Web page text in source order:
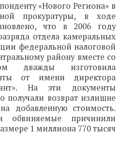
«Нового Региона» в
прокуратуры, в ходе
что в 2006 году
отдела камеральных
федеральной налоговой
району вместе со
дважды изготовила
от имени директора
На эти документы
получали возврат излишне
добавленную стоимость.
обвиняемые причинили
1 миллиона 770 тысяч